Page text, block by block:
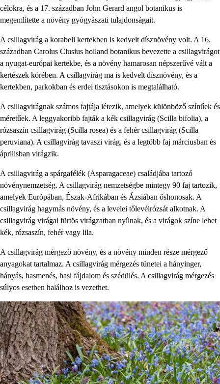
célokra, és a 17. században John Gerard angol botanikus is
megemlítette a növény gyógyászati ​​tulajdonságait.
A csillagvirág a korabeli kertekben is kedvelt dísznövény volt. A 16.
században Carolus Clusius holland botanikus bevezette a csillagvirágot
a nyugat-európai kertekbe, és a növény hamarosan népszerűvé vált a
kertészek körében. A csillagvirág ma is kedvelt dísznövény, és a
kertekben, parkokban és erdei tisztásokon is megtalálható.
A csillagvirágnak számos fajtája létezik, amelyek különböző színűek és
méretűek. A leggyakoribb fajták a kék csillagvirág (Scilla bifolia), a
rózsaszín csillagvirág (Scilla rosea) és a fehér csillagvirág (Scilla
peruviana). A csillagvirág tavaszi virág, és a legtöbb faj márciusban és
áprilisban virágzik.
A csillagvirág a spárgafélék (Asparagaceae) családjába tartozó
növénynemzetség. A csillagvirág nemzetségbe mintegy 90 faj tartozik,
amelyek Európában, Észak-Afrikában és Ázsiában őshonosak. A
csillagvirág hagymás növény, és a levelei tőlevélrózsát alkotnak. A
csillagvirág virágai fürtös virágzatban nyílnak, és a virágok színe lehet
kék, rózsaszín, fehér vagy lila.
A csillagvirág mérgező növény, és a növény minden része mérgező
anyagokat tartalmaz. A csillagvirág mérgezés tünetei a hányinger,
hányás, hasmenés, hasi fájdalom és szédülés. A csillagvirág mérgezés
súlyos esetben halálhoz is vezethet.